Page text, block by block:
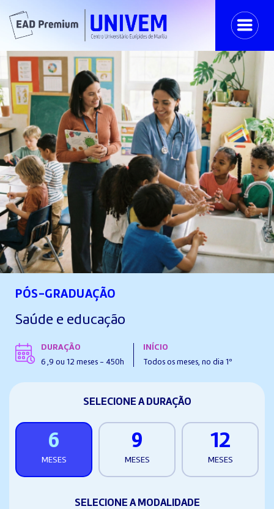
PÓS-GRADUAÇÃO
Saúde e educação
DURAÇÃO
6 ,9 ou 12 meses - 450h
INÍCIO
Todos os meses, no dia 1º
SELECIONE A DURAÇÃO
6
MESES
9
MESES
12
MESES
SELECIONE A MODALIDADE